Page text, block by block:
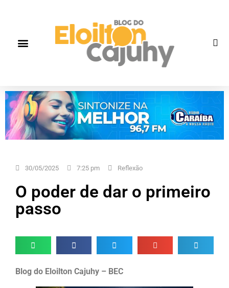
30/05/2025 7:25 pm Reflexão
O poder de dar o primeiro
passo
Blog do Eloilton Cajuhy – BEC